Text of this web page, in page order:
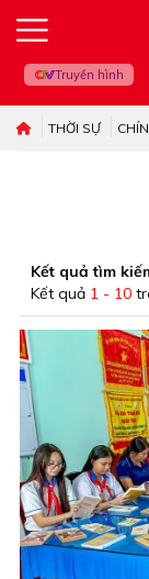
Truyền hình
THỜI SỰ
Kết quả tìm
Kết quả 1 - 10